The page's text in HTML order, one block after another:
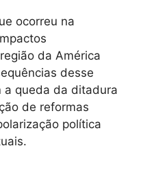
ocorreu na
da América
desse
a queda da ditadura
de reformas
política